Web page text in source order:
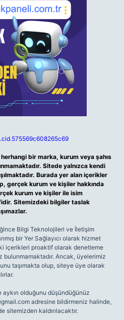
bir marka, kurum veya şahıs
Sitede yalnızca kendi
Burada yer alan içerikler
gerçek kurum ve kişiler hakkında
kurum ve kişiler ile isim
Sitemizdeki bilgiler taslak
Bilgi Teknolojileri ve İletişim
bir Yer Sağlayıcı olarak hizmet
içerikleri proaktif olarak denetleme
bulunmamaktadır. Ancak, üyelerimiz
taşımakta olup, siteye üye olarak
olduğunu düşündüğünüz
adresine bildirmeniz halinde,
sitemizden kaldırılacaktır.